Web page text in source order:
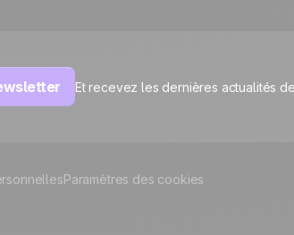
Et recevez les dernières actualités
Paramètres des cookies